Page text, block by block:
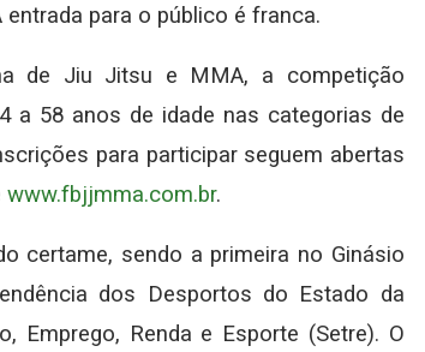
para o público é franca.
de Jiu Jitsu e MMA, a competição
a 58 anos de idade nas categorias de
para participar seguem abertas
www.fbjjmma.com.br.
certame, sendo a primeira no Ginásio
dos Desportos do Estado da
Emprego, Renda e Esporte (Setre). O